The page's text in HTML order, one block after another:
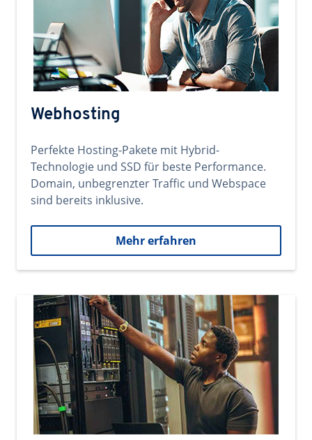
Webhosting
Perfekte Hosting-Pakete mit Hybrid-
Technologie und SSD für beste Performance.
Domain, unbegrenzter Traffic und Webspace
sind bereits inklusive.
Mehr erfahren